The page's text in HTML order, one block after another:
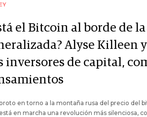
el Bitcoin al borde de
Alyse Killeen
inversores de capital,
en torno a la montaña rusa del precio del
en marcha una revolución más silenciosa,